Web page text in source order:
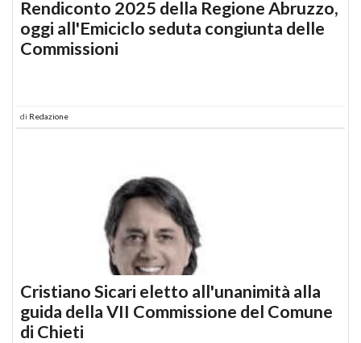
Rendiconto 2025 della Regione Abruzzo,
oggi all'Emiciclo seduta congiunta delle
Commissioni
di Redazione
Cristiano Sicari eletto all'unanimità alla
guida della VII Commissione del Comune
di Chieti